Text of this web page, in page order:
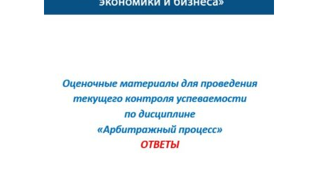
Опции
странице
товара.